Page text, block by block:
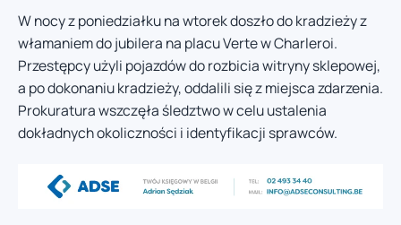
W nocy z poniedziałku na wtorek doszło do kradzieży z
włamaniem do jubilera na placu Verte w Charleroi.
Przestępcy użyli pojazdów do rozbicia witryny sklepowej,
a po dokonaniu kradzieży, oddalili się z miejsca zdarzenia.
Prokuratura wszczęła śledztwo w celu ustalenia
dokładnych okoliczności i identyfikacji sprawców.